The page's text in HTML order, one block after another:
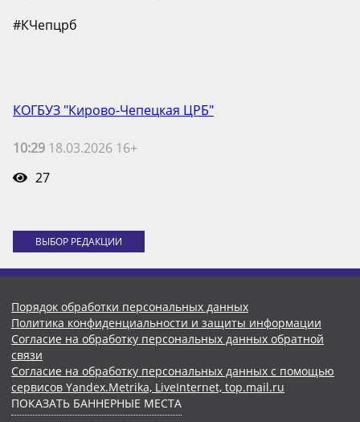
#КЧепцрб
КОГБУЗ "Кирово-Чепецкая ЦРБ"
10:29 18.03.2026 16+
27
ВЫБОР РЕДАКЦИИ
Порядок обработки персональных данных
Политика конфиденциальности и защиты информации
Согласие на обработку персональных данных обратной
связи
Согласие на обработку персональных данных с помощью
сервисов Yandex.Metrika, LiveInternet, top.mail.ru
ПОКАЗАТЬ БАННЕРНЫЕ МЕСТА